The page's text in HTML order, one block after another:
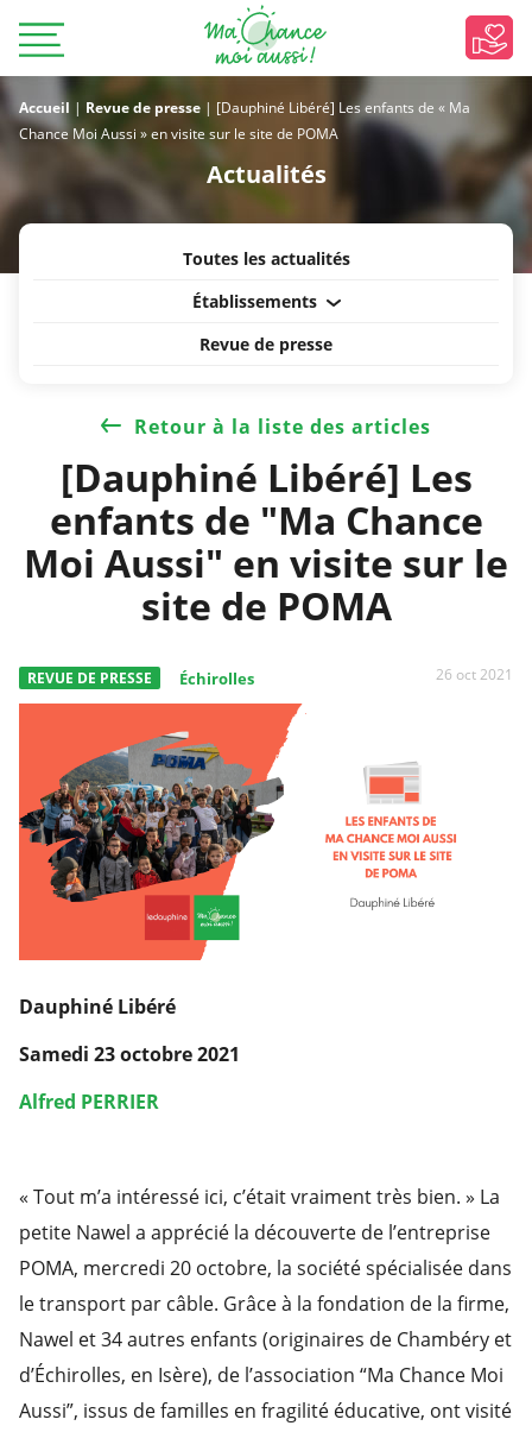
Accueil | Revue de presse | [Dauphiné Libéré] Les enfants de « Ma
Chance Moi Aussi » en visite sur le site de POMA
Actualités
Toutes les actualités
Établissements
Revue de presse
Retour à la liste des articles
[Dauphiné Libéré] Les
enfants de "Ma Chance
Moi Aussi" en visite sur le
site de POMA
REVUE DE PRESSE Échirolles 26 oct 2021
Dauphiné Libéré
Samedi 23 octobre 2021
Alfred PERRIER
« Tout m’a intéressé ici, c’était vraiment très bien. » La
petite Nawel a apprécié la découverte de l’entreprise
POMA, mercredi 20 octobre, la société spécialisée dans
le transport par câble. Grâce à la fondation de la firme,
Nawel et 34 autres enfants (originaires de Chambéry et
d’Échirolles, en Isère), de l’association “Ma Chance Moi
Aussi”, issus de familles en fragilité éducative, ont visité